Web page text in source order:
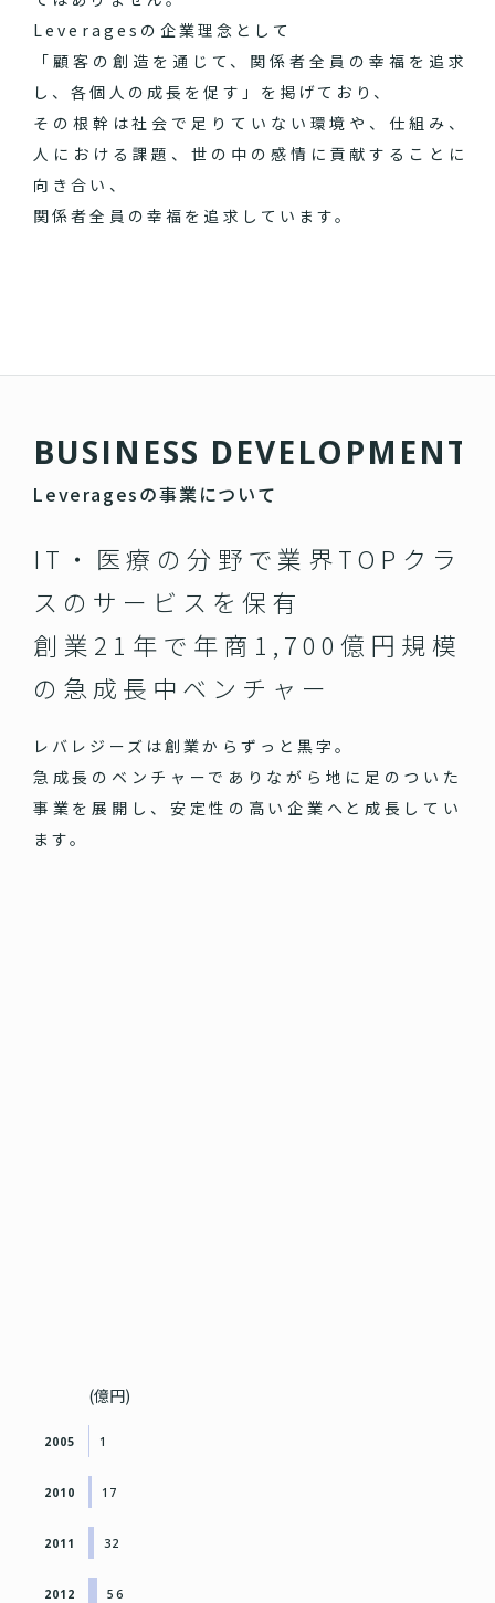
Leveragesの企業理念として
「顧客の創造を通じて、関係者全員の幸福を追求
し、各個人の成長を促す」を掲げており、
その根幹は社会で足りていない環境や、仕組み、
人における課題、世の中の感情に貢献することに
向き合い、
関係者全員の幸福を追求しています。
BUSIN ESS DEVELOPM ENT
Leveragesの事業について
IT・医療の分野で業界TOPクラ
スのサービスを保有
創業21年で年商1,700億円規模
の急成長中ベンチャー
レバレジーズは創業からずっと黒字。
急成長のベンチャーでありながら地に足のついた
事業を展開し、安定性の高い企業へと成長してい
ます。
(億円)
1
2005
17
2010
32
2011
56
2012